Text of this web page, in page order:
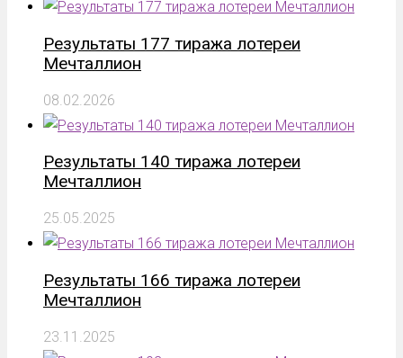
Результаты 177 тиража лотереи
Мечталлион
08.02.2026
Результаты 140 тиража лотереи
Мечталлион
25.05.2025
Результаты 166 тиража лотереи
Мечталлион
23.11.2025